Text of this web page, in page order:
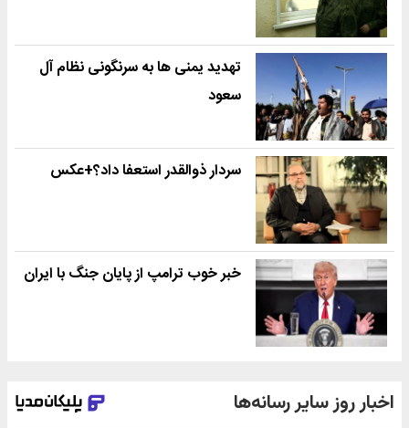
تهدید یمنی ها به سرنگونی نظام آل
سعود
سردار ذوالقدر استعفا داد؟+عکس
خبر خوب ترامپ از پایان جنگ با ایران